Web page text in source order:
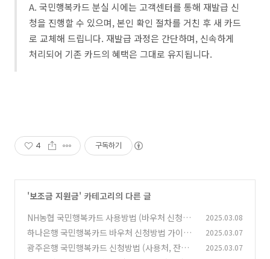
A. 국민행복카드 분실 시에는 고객센터를 통해 재발급 신
청을 진행할 수 있으며, 본인 확인 절차를 거친 후 새 카드
로 교체해 드립니다. 재발급 과정은 간단하며, 신속하게
처리되어 기존 카드의 혜택은 그대로 유지됩니다.
4 구독하기
'보조금 지원금' 카테고리의 다른 글
NH농협 국민행복카드 사용방법 (바우처 신청방
법, 잔액조회, 연회비, 재발급)
(0)
2025.03.08
하나은행 국민행복카드 바우처 신청방법 가이드
(에너지바우처, 아이돌봄, 첫만남이용권)
(0)
2025.03.07
광주은행 국민행복카드 신청방법 (사용처, 잔액
2025.03.07